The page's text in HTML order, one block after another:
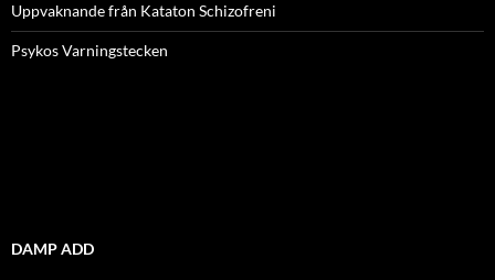
Uppvaknande från Kataton Schizofreni
Psykos Varningstecken
DAMP ADD